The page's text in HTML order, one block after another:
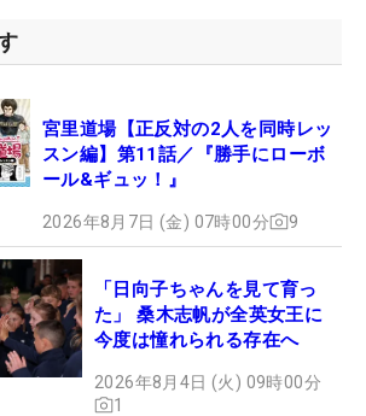
・クン
ジ
モリナロ（-11）
ガル（-11）
ュタヌガーン（-10）
-6）
（-6）
（-5）
宮里道場【正反対の2人を同時レッ
スン編】第11話／『勝手にローボ
ール&ギュッ！』
2026年8月7日 (金) 07時00分 9
「日向子ちゃんを見て育っ
た」 桑木志帆が全英女王に
今度は憧れられる存在へ
2026年8月4日 (火) 09時00分
1